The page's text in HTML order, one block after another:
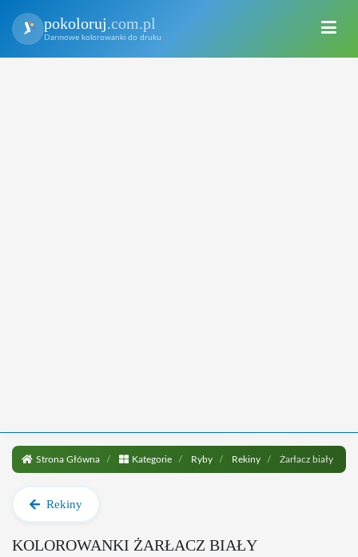
pokoloruj.com.pl
Darmowe kolorowanki do druku
Strona Główna Kategorie Ryby Rekiny Żarłacz biały
Rekiny
KOLOROWANKI ŻARŁACZ BIAŁY